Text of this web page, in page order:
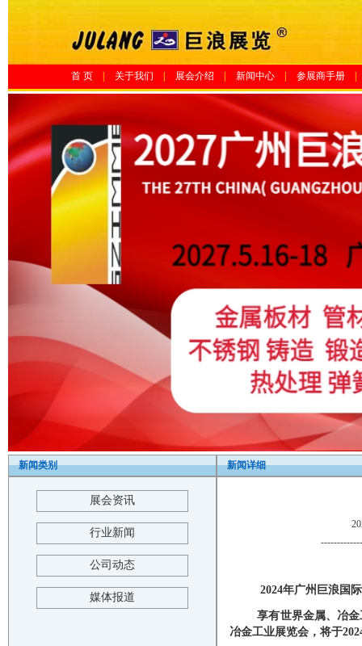
首 页 关于我们 展会介绍 新闻中心 参展商手册|
新闻类别
展会资讯
行业新闻
公司动态
媒体报道
新闻详细
2024年广州巨浪国
享有世界金属、冶
冶金工业展览会， 将于202